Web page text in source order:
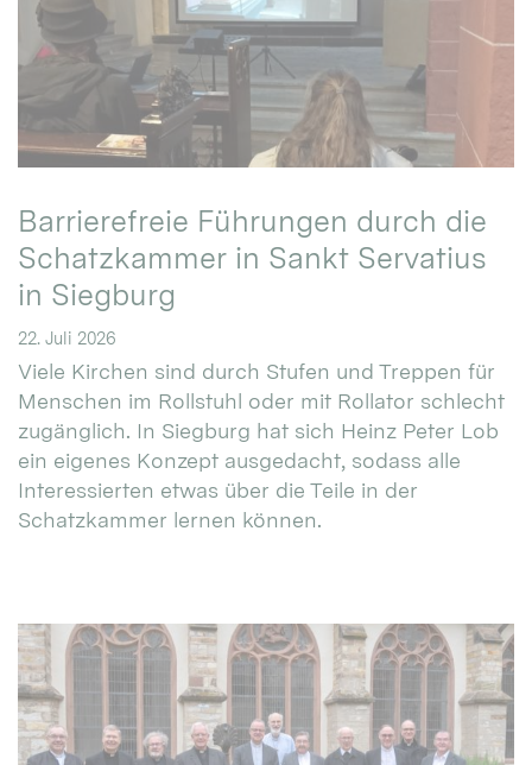
Barrierefreie Führungen durch die
Schatzkammer in Sankt Servatius
in Siegburg
22. Juli 2026
Viele Kirchen sind durch Stufen und Treppen für
Menschen im Rollstuhl oder mit Rollator schlecht
zugänglich. In Siegburg hat sich Heinz Peter Lob
ein eigenes Konzept ausgedacht, sodass alle
Interessierten etwas über die Teile in der
Schatzkammer lernen können.